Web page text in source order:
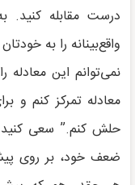
درست مقابله کنید.
واقع‌بینانه را به
نمی‌توانم این
معادله تمرکز کنم و
حلش کنم.” سعی کنید
ضعف خود، بر روی